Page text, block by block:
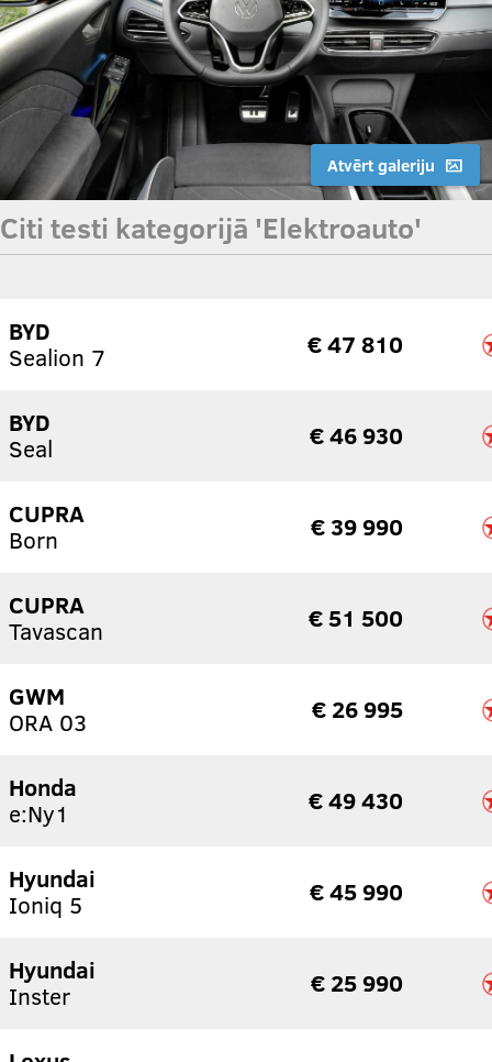
Atvērt galeriju
Citi testi kategorijā 'Elektroauto'
BYD
Sealion 7
€ 47 810
BYD
Seal
€ 46 930
CUPRA
Born
€ 39 990
CUPRA
Tavascan
€ 51 500
GWM
ORA 03
€ 26 995
Honda
e:Ny1
€ 49 430
Hyundai
Ioniq 5
€ 45 990
Hyundai
Inster
€ 25 990